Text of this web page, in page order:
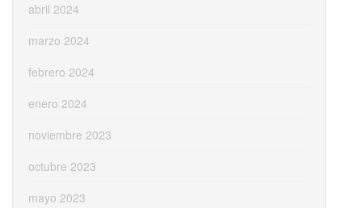
abril 2024
marzo 2024
febrero 2024
enero 2024
noviembre 2023
octubre 2023
mayo 2023